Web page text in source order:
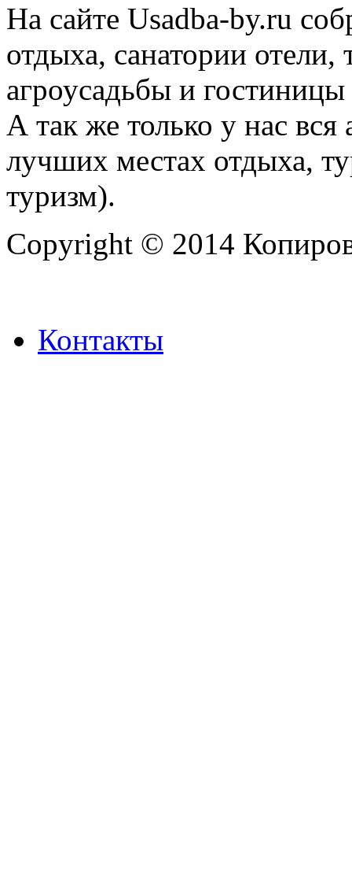
На сайте Usadba-by.ru
отдыха, санатории
агроусадьбы и
А так же только у нас
лучших местах отдыха,
туризм).
Copyright © 2014
Контакты